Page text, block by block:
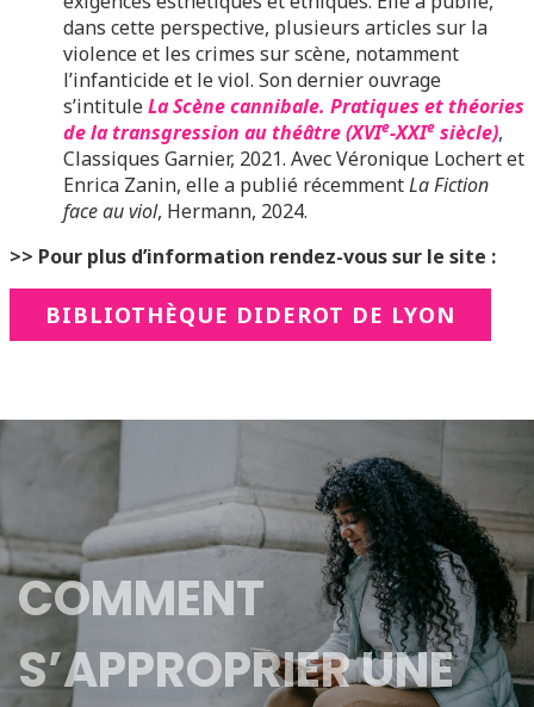
dans cette perspective, plusieurs articles sur la
violence et les crimes sur scène, notamment
l’infanticide et le viol. Son dernier ouvrage
s’intituleLa Scène cannibale. Pratiques et théories
de la transgression au théâtre (XVIe-XXIe siècle),
Classiques Garnier, 2021. Avec Véronique Lochert et
Enrica Zanin, elle a publié récemmentLa Fiction
face au viol, Hermann, 2024.
>> Pour plus d’information rendez-vous sur le site :
BIBLIOTHÈQUE DIDEROT DE LYON
COMMENT
S’APPROPRIER UNE